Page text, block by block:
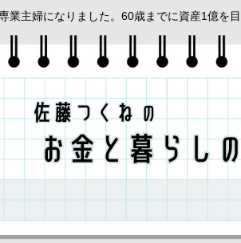
業主婦になりました。60歳までに資産1億を